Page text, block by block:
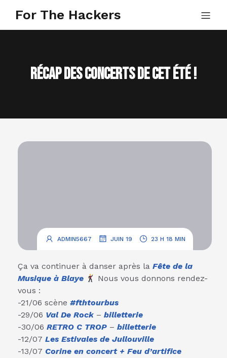
For The Hackers
Récap des concerts de cet été !
ADMIN5667 JUIN 19 23 H 18 MIN
Ça va continuer à danser après la Fête de la
Musique à Blaye
Nous vous donnons rendez-
vous :
-21/06 scène #fthtourbus
-29/06 Val De Rock – billetterie
-30/06 RETRO C TROP – billetterie
-12/07 Les Estivales de Jullouville
-13/07 Corine en concert + Feu d’artifice